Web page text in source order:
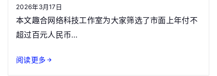
2026年3月17日
本文趣合网络科技工作室为大家筛选了市面上年付不
超过百元人民币…
阅读更多